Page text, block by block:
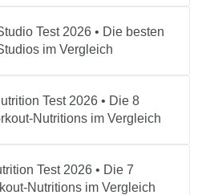
Test 2026 • Die besten
im Vergleich
Test 2026 • Die 8
Nutritions im Vergleich
Test 2026 • Die 7
Nutritions im Vergleich